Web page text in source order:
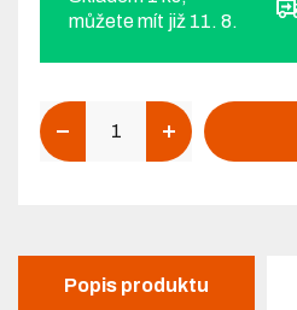
můžete mít již 11. 8.
Popis produktu